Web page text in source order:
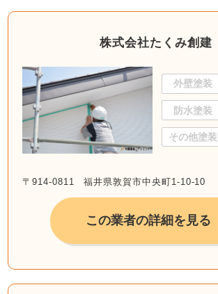
株式会社たくみ創建
外壁塗装
防水塗装
その他塗装
〒914-0811 福井県敦賀市中央町1-10-10
この業者の詳細を見る